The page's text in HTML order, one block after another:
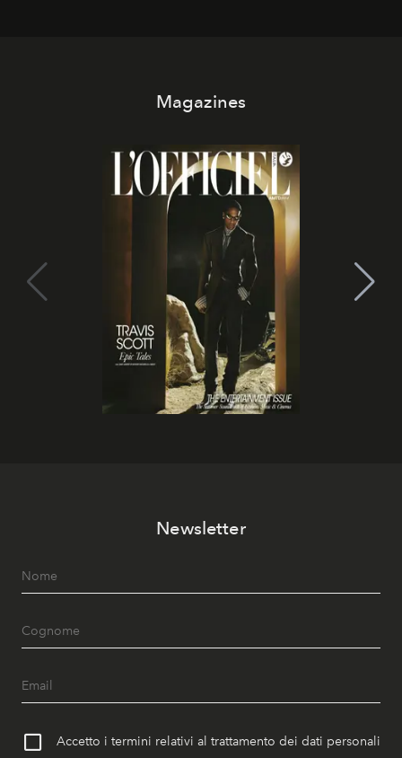
Magazines
Newsletter
Accetto i termini relativi al trattamento dei dati personali